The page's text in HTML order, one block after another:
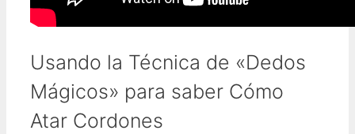
Usando la Técnica de «Dedos
Mágicos» para saber Cómo
Atar Cordones